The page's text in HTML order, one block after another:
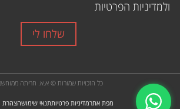
ולמדיניות הפרטיות
שלחו לי
כל הזכויות שמורות © א.א. חריתה
מפת אתרמדיניות פרטיותתנאי שימושהצהרת